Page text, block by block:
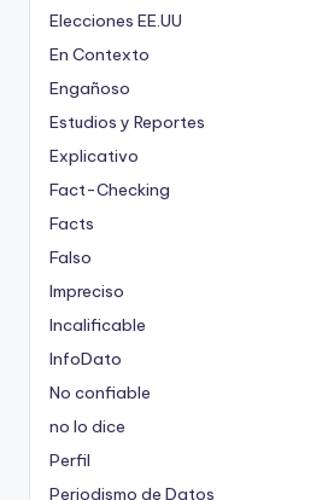
Elecciones EE.UU
En Contexto
Engañoso
Estudios y Reportes
Explicativo
Fact-Checking
Facts
Falso
Impreciso
Incalificable
InfoDato
No confiable
no lo dice
Perfil
Periodismo de Datos